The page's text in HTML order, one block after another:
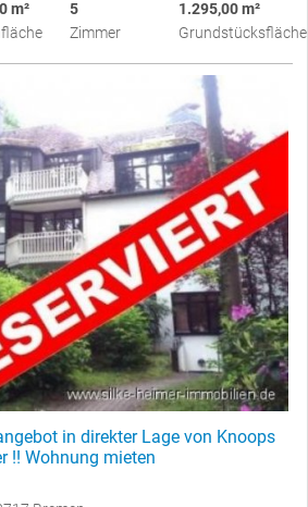
m²
5
Zimmer
1.295,00 m²
Grundstücksfläche
in direkter Lage von Knoops
!! Wohnung mieten